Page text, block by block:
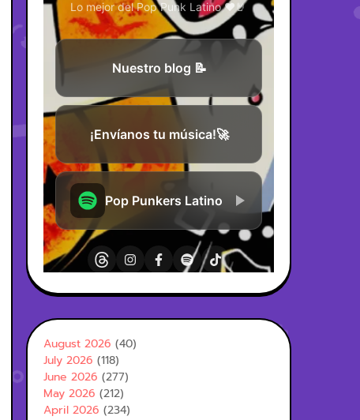
August 2026 (40)
July 2026 (118)
June 2026 (277)
May 2026 (212)
April 2026 (234)